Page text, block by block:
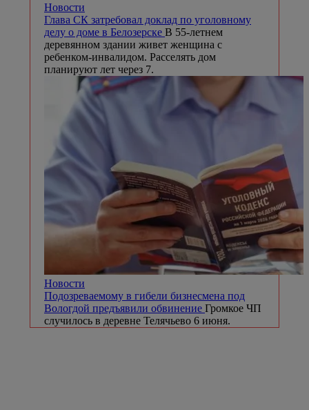
Новости
Глава СК затребовал доклад по уголовному
делу о доме в Белозерске В 55-летнем
деревянном здании живет женщина с
ребенком-инвалидом. Расселять дом
планируют лет через 7.
Новости
Подозреваемому в гибели бизнесмена под
Вологдой предъявили обвинение Громкое ЧП
случилось в деревне Телячьево 6 июня.